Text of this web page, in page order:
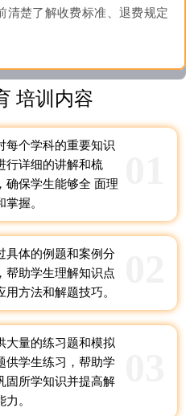
清楚了解收费标准、退费规定
培训内容
每个学科的重要知识
行详细的讲解和梳
确保学生能够全 面理
掌握。
具体的例题和案例分
帮助学生理解知识点
用方法和解题技巧。
大量的练习题和模拟
供学生练习，帮助学
固所学知识并提高解
力。